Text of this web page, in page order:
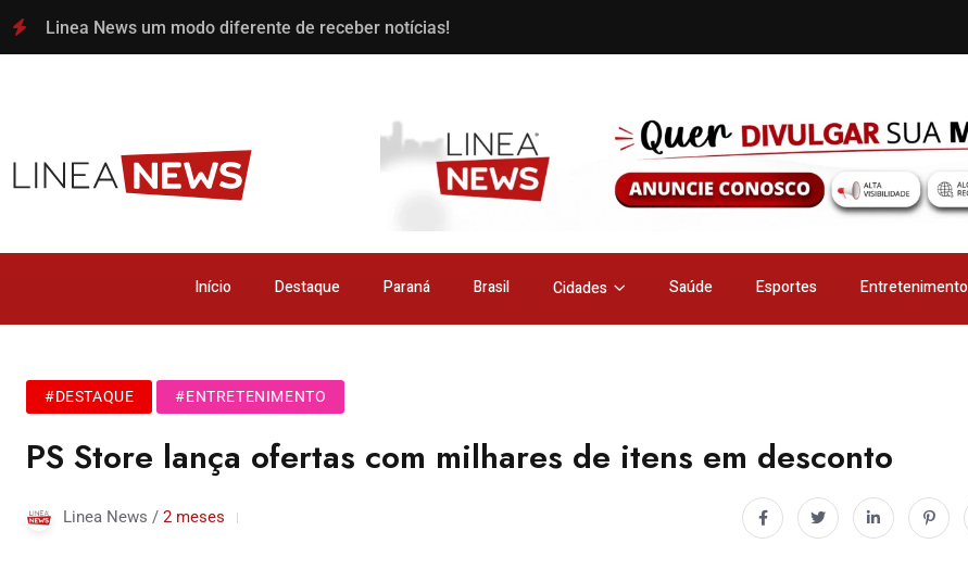
Linea News um modo diferente de receber notícias!
Início Destaque Paraná Brasil Cidades Saúde Esportes Entretenimento
#DESTAQUE #ENTRETENIMENTO
PS Store lança ofertas com milhares de itens em desconto
Linea News / 2 meses